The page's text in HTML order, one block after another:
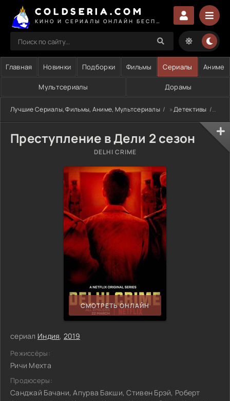
COLDSERIA.COM
Главная Новинки Подборки Фильмы Сериалы Аниме
Мультсериалы Дорамы
Лучшие Сериалы, Фильмы, Аниме, Мультсериалы »Детективы »
Преступление в Дели 2 сезон
DELHI CRIME
СМОТРЕТЬ ОНЛАЙН
сериал Индия, 2019
Режиссёры:
Ричи Мехта
Продюсеры:
Санджай Бачани, Апурва Бакши, Стивен Брэй, Роберт